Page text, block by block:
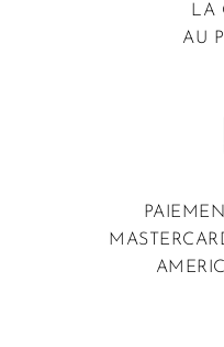
LA
AU